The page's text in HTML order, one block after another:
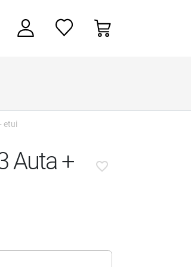
etui
Auta +
favorite_border